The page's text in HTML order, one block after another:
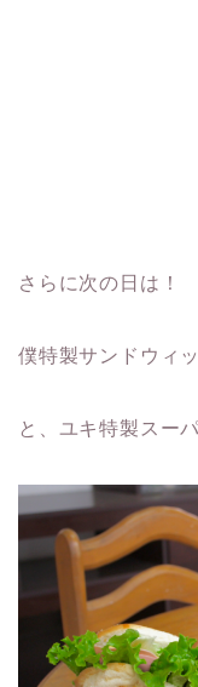
さらに次の日は！
僕特製サンドウィ
と、ユキ特製スー